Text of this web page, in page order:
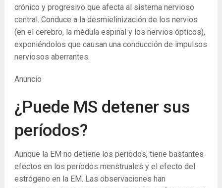
crónico y progresivo que afecta al sistema nervioso
central. Conduce a la desmielinización de los nervios
(en el cerebro, la médula espinal y los nervios ópticos),
exponiéndolos que causan una conducción de impulsos
nerviosos aberrantes.
Anuncio
¿Puede MS detener sus
períodos?
Aunque la EM no detiene los periodos, tiene bastantes
efectos en los períodos menstruales y el efecto del
estrógeno en la EM. Las observaciones han